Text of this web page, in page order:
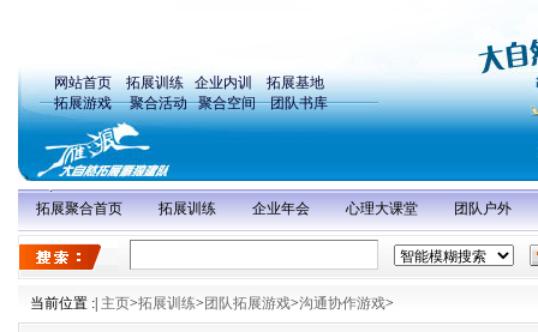
网站首页 拓展训练 企业内训
拓展基地
拓展游戏
聚合活动 聚合空间 团队书库
拓展聚合首页 拓展训练 企业年会 心理大课堂 团队户外
当前位置 :| 主页>拓展训练> 团队拓展游戏>沟通协作游戏>